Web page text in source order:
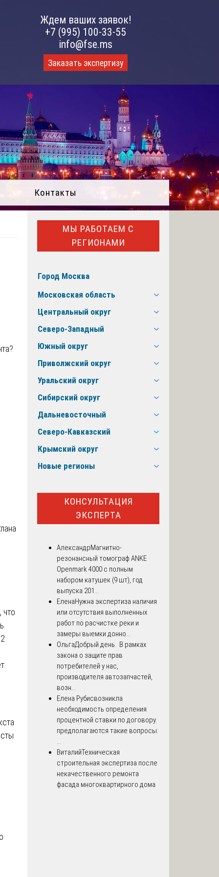
Ждем ваших заявок!
+7 (995) 100-33-55
info@fse.ms
Заказать экспертизу
Контакты
что
МЫ РАБОТАЕМ С
РЕГИОНАМИ
Город Москва
Московская область
Центральный округ
Северо-Западный
Южный округ
Приволжский округ
Уральский округ
Сибирский округ
Дальневосточный
Северо-Кавказский
Крымский округ
Новые регионы
КОНСУЛЬТАЦИЯ
ЭКСПЕРТА
АлександрМагнитно-
резонансный томограф ANKE
Openmark 4000 с полным
набором катушек (9 шт), год
выпуска 201...
ЕленаНужна экспертиза наличия
или отсутствия выполненных
работ по расчистке реки и
замеры выемки донно...
ОльгаДобрый день. В рамках
закона о защите прав
потребителей у нас,
производителя автозапчастей,
возн...
Елена Рубисвозникла
необходимость определения
процентной ставки по договору.
предполагаются такие вопросы:
...
ВиталийТехническая
строительная экспертиза после
некачественного ремонта
фасада многоквартирного дома